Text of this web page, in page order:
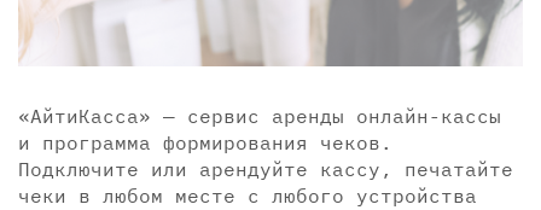
«АйтиКасса» — сервис аренды онлайн-кассы
и программа формирования чеков.
Подключите или арендуйте кассу, печатайте
чеки в любом месте с любого устройства